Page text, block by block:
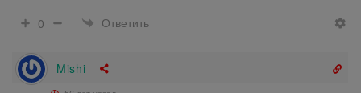
0
Ответить
Mishi